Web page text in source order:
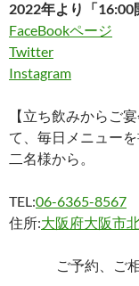
2022年より「
FaceBookページ
Twitter
Instagram
【立ち飲みからご
て、毎日メニュー
二名様から。
TEL:06-6365-8567
住所:大阪府大阪市
ご予約、ご